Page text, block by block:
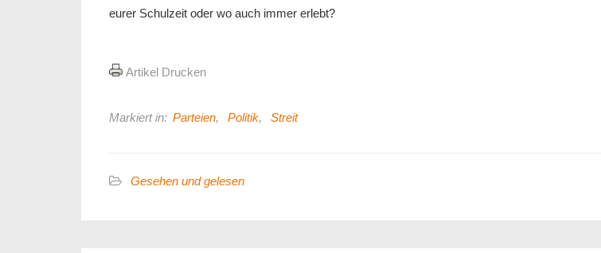
eurer Schulzeit oder wo auch immer erlebt?
Artikel Drucken
Markiert in: Parteien, Politik, Streit
Gesehen und gelesen